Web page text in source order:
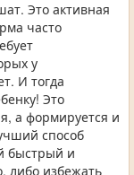
Это активная
часто
у
И тогда
Это
а формируется и
способ
быстрый и
либо избежать